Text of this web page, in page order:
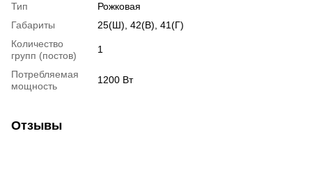
Тип
Рожковая
Габариты
25(Ш), 42(В), 41(Г)
Количество
групп (постов)
1
Потребляемая
мощность
1200 Вт
Отзывы